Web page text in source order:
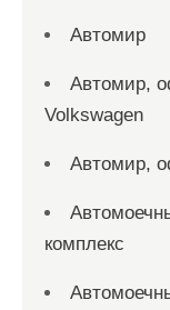
Автомир
Автомир,
Volkswagen
Автомир,
комплекс